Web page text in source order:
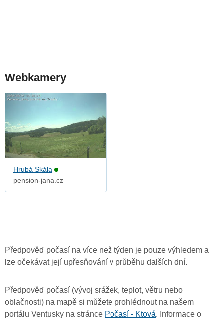
Webkamery
Hrubá Skála
pension-jana.cz
Předpověď počasí na více než týden je pouze výhledem a
lze očekávat její upřesňování v průběhu dalších dní.
Předpověď počasí (vývoj srážek, teplot, větru nebo
oblačnosti) na mapě si můžete prohlédnout na našem
portálu Ventusky na stránce Počasí - Ktová. Informace o